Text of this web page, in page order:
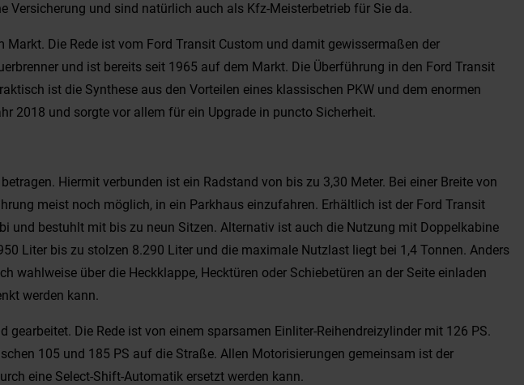
Versicherung und sind natürlich auch als Kfz-Meisterbetrieb für Sie da.
Die Rede ist vom Ford Transit Custom und damit gewissermaßen der
und ist bereits seit 1965 auf dem Markt. Die Überführung in den Ford Transit
ist die Synthese aus den Vorteilen eines klassischen PKW und dem enormen
2018 und sorgte vor allem für ein Upgrade in puncto Sicherheit.
Hiermit verbunden ist ein Radstand von bis zu 3,30 Meter. Bei einer Breite von
meist noch möglich, in ein Parkhaus einzufahren. Erhältlich ist der Ford Transit
und bestuhlt mit bis zu neun Sitzen. Alternativ ist auch die Nutzung mit Doppelkabine
Liter bis zu stolzen 8.290 Liter und die maximale Nutzlast liegt bei 1,4 Tonnen. Anders
wahlweise über die Heckklappe, Hecktüren oder Schiebetüren an der Seite einladen
werden kann.
Die Rede ist von einem sparsamen Einliter-Reihendreizylinder mit 126 PS.
105 und 185 PS auf die Straße. Allen Motorisierungen gemeinsam ist der
eine Select-Shift-Automatik ersetzt werden kann.